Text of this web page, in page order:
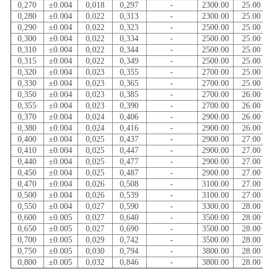
0,270
±0.004 0,018 0,297 - 2300.00
25.00
0,280
±0.004 0,022 0,313 - 2300.00
25.00
0,290
±0.004 0,022 0,323 - 2500.00
25.00
0,300
±0.004 0,022 0,334 - 2500.00
25.00
0,310
±0.004 0,022 0,344 - 2500.00
25.00
0,315
±0.004 0,022 0,349 - 2500.00
25.00
0,320
±0.004 0,023 0,355 - 2700.00
25.00
0,330
±0.004 0,023 0,365 - 2700.00
25.00
0,350
±0.004 0,023 0,385 - 2700.00
26.00
0,355
±0.004 0,023 0,390 - 2700.00
26.00
0,370
±0.004 0,024 0,406 - 2900.00
26.00
0,380
±0.004 0,024 0,416 - 2900.00
26.00
0,400
±0.004 0,025 0,437 - 2900.00
27.00
0,410
±0.004 0,025 0,447 - 2900.00
27.00
0,440
±0.004 0,025 0,477 - 2900.00
27.00
0,450
±0.004 0,025 0,487 - 2900.00
27.00
0,470
±0.004 0,026 0,508 - 3100.00
27.00
0,500
±0.004 0,026 0,539 - 3100.00
27.00
0,550
±0.004 0,027 0,590 - 3300.00
28.00
0,600
±0.005 0,027 0,640 - 3500.00
28.00
0,650
±0.005 0,027 0,690 - 3500.00
28.00
0,700
±0.005 0,029 0,742 - 3500.00
28.00
0,750
±0.005 0,030 0,794 - 3800.00
28.00
0,800
±0.005 0,032 0,846 - 3800.00 28.00